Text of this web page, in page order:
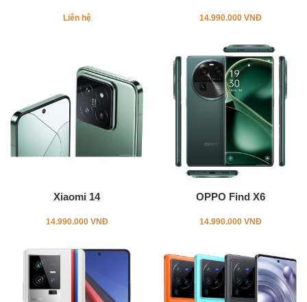
Liên hệ 14.990.000 VNĐ
Xiaomi 14
14.990.000 VNĐ
OPPO Find X6
14.990.000 VNĐ